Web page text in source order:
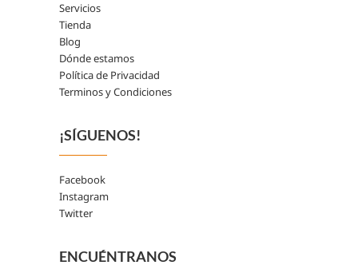
Servicios
Tienda
Blog
Dónde estamos
Política de Privacidad
Terminos y Condiciones
¡SÍGUENOS!
Facebook
Instagram
Twitter
ENCUÉNTRANOS